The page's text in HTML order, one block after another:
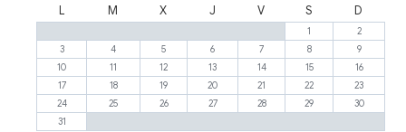
L
M X J V S D
1
2
3
4 5 6 7 8
9
10
11 12 13 14 15
16
17
18 19 20 21 22
23
24
25 26 27 28 29
30
31